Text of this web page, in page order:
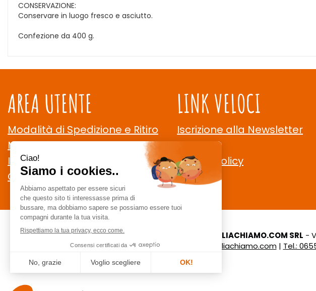
CONSERVAZIONE:
Conservare in luogo fresco e asciutto.
Confezione da 400 g.
AREA UTENTE
Modalità di Spedizione e Ritiro
Modalità di Pagamento
Informativa Privacy
Condizioni di Vendita
LINK VELOCI
Iscrizione alla Newsletter
Contatti
Cookie Policy
CELIACHIAMO.COM SRL -
staff @ celiachiamo.com| Tel.: